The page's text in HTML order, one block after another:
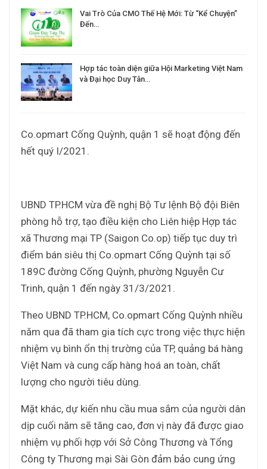
Vai Trò Của CMO Thế Hệ Mới: Từ “Kể Chuyện”
Đến…
Hợp tác toàn diện giữa Hội Marketing Việt Nam
và Đại học Duy Tân…
Co.opmart Cống Quỳnh, quận 1 sẽ hoạt động đến
hết quý I/2021.
UBND TP.HCM vừa đề nghị Bộ Tư lệnh Bộ đội Biên
phòng hỗ trợ, tạo điều kiện cho Liên hiệp Hợp tác
xã Thương mại TP (Saigon Co.op) tiếp tục duy trì
điểm bán siêu thị Co.opmart Cống Quỳnh tại số
189C đường Cống Quỳnh, phường Nguyễn Cư
Trinh, quận 1 đến ngày 31/3/2021.
Theo UBND TP.HCM, Co.opmart Cống Quỳnh nhiều
năm qua đã tham gia tích cực trong việc thực hiện
nhiệm vụ bình ổn thị trường của TP, quảng bá hàng
Việt Nam và cung cấp hàng hoá an toàn, chất
lượng cho người tiêu dùng.
Mặt khác, dự kiến nhu cầu mua sắm của người dân
dịp cuối năm sẽ tăng cao, đơn vị này đã được giao
nhiệm vụ phối hợp với Sở Công Thương và Tổng
Công ty Thương mại Sài Gòn đảm bảo cung ứng